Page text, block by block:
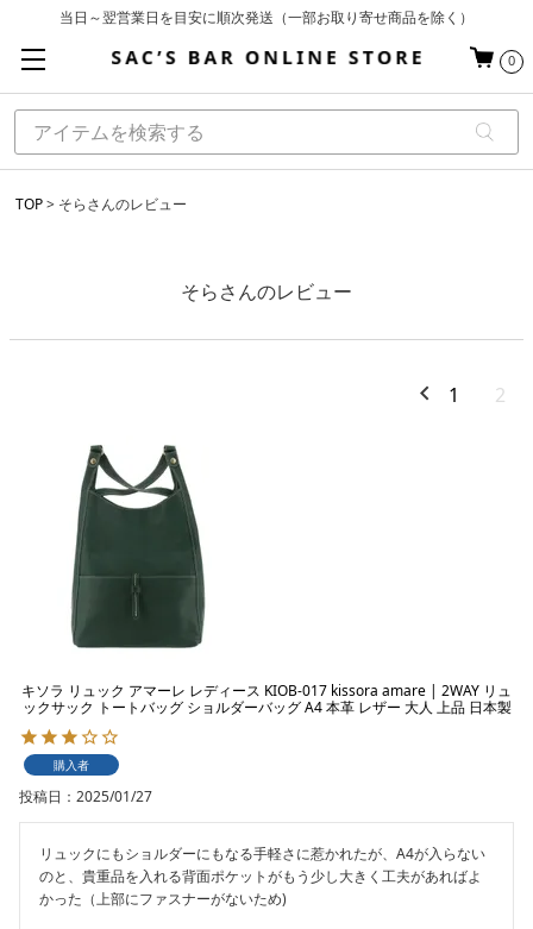
当日～翌営業日を目安に順次発送（一部お取り寄せ商品を除く）
基本配送料 ¥550(沖縄・離島を除く)
0
TOP そらさんのレビュー
そらさんのレビュー
1 2
キソラ リュック アマーレ レディース KIOB-017 kissora amare | 2WAY リュ
ックサック トートバッグ ショルダーバッグ A4 本革 レザー 大人 上品 日本製
購入者
投稿日 2025/01/27
リュックにもショルダーにもなる手軽さに惹かれたが、A4が入らない
のと、貴重品を入れる背面ポケットがもう少し大きく工夫があればよ